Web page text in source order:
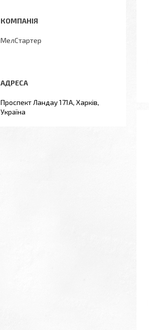
МелСтартер
Проспект Ландау 171А, Харків,
Україна